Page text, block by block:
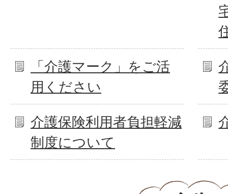
「介護マーク」をご活
用ください
介護保険利用者負担軽減
制度について